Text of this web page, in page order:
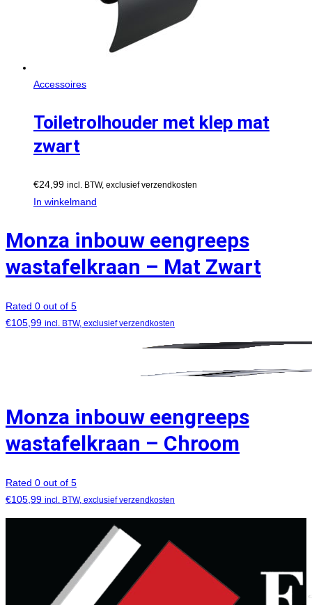
Accessoires
Toiletrolhouder met klep mat
zwart
€24,99 incl. BTW, exclusief verzendkosten
In winkelmand
Monza inbouw eengreeps
wastafelkraan – Mat Zwart
Rated 0 out of 5
€105,99 incl. BTW, exclusief verzendkosten
Monza inbouw eengreeps
wastafelkraan – Chroom
Rated 0 out of 5
€105,99 incl. BTW, exclusief verzendkosten